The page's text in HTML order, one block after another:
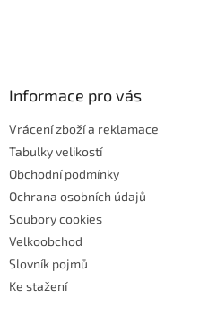
Informace pro vás
Vrácení zboží a reklamace
Tabulky velikostí
Obchodní podmínky
Ochrana osobních údajů
Soubory cookies
Velkoobchod
Slovník pojmů
Ke stažení